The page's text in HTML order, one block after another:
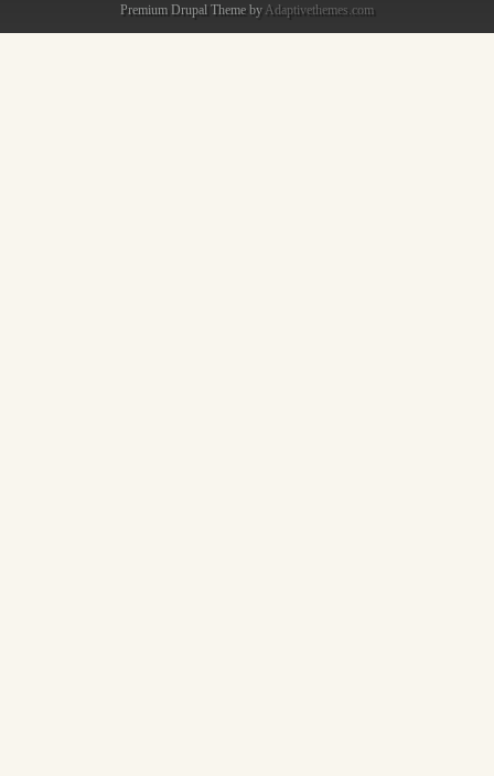
Premium Drupal Theme by Adaptivethemes.com